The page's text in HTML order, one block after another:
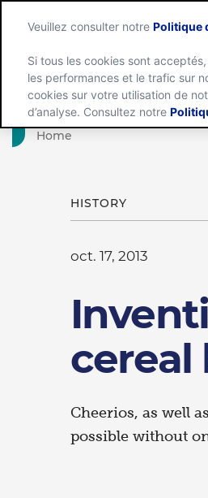
Home
HISTORY
oct. 17, 2013
cereal
Cheerios, as well
possible without
Veuillez consulter notrePolitique
Si tous les cookies sont
les performances et le trafic sur
cookies sur votre utilisation de
d’analyse. Consultez notre